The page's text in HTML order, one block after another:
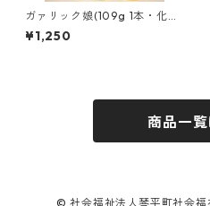
ガァリック娘(109g 1本・化粧
箱つき)
¥1,250
商品一
© 社会福祉法人琴平町社会福